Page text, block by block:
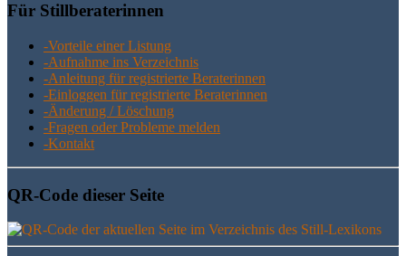
Für Still­be­ra­te­rin­nen
-Vor­tei­le einer Listung
-Auf­nah­me ins Verzeichnis
-Anlei­tung für regis­trier­te Beraterinnen
-Ein­log­gen für regis­trier­te Beraterinnen
-Ände­rung / Löschung
-Fra­gen oder Pro­ble­me melden
-Kon­takt
QR-Code die­ser Seite